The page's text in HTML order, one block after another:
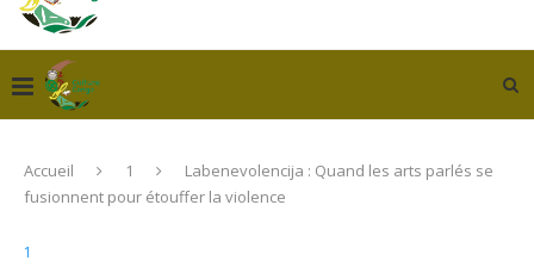
Accueil 1
Labenevolencija : Quand les arts parlés se
fusionnent pour étouffer la violence
1